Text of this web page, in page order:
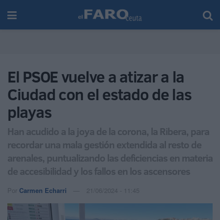
El PSOE vuelve a atizar a la
Ciudad con el estado de las
playas
Han acudido a la joya de la corona, la Ribera, para
recordar una mala gestión extendida al resto de
arenales, puntualizando las deficiencias en materia
de accesibilidad y los fallos en los ascensores
Por Carmen Echarri 21/06/2024 - 11:45